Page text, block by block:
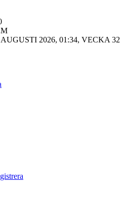
2026, 01:34, VECKA 32